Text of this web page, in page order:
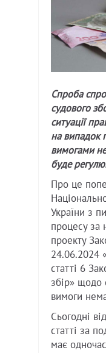
Спроба
судового
ситуації
на випадок
вимогами
буде
Про це
України з
процесу за
проекту
24.06.2024
статті 6
збір» щодо
вимоги
Сьогодні
статті за
має